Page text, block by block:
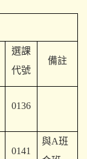
選課
代號
備註
0136
0141
與A班